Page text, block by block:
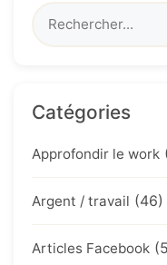
Catégories
Approfondir le work
Argent / travail (46)
Articles Facebook